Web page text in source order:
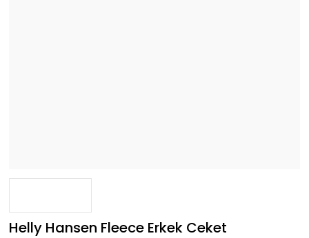
Helly Hansen Fleece Erkek Ceket